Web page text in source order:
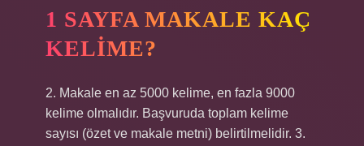
1 SAYFA MAKALE KAÇ
KELIME?
2. Makale en az 5000 kelime, en fazla 9000
kelime olmalıdır. Başvuruda toplam kelime
sayısı (özet ve makale metni) belirtilmelidir. 3.